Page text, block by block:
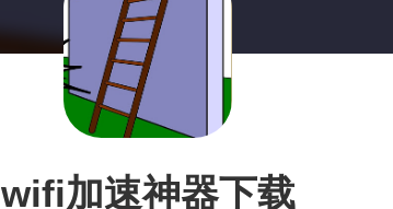
wifi加速神器下载